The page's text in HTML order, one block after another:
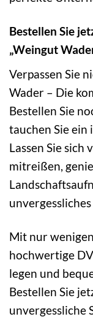
Bestellen Sie
„Weingut
Verpassen Sie
Wader – Die
Bestellen Sie
tauchen Sie ein
Lassen Sie
mitreißen,
Mit nur
hochwertige
legen und
Bestellen Sie
unvergessliche